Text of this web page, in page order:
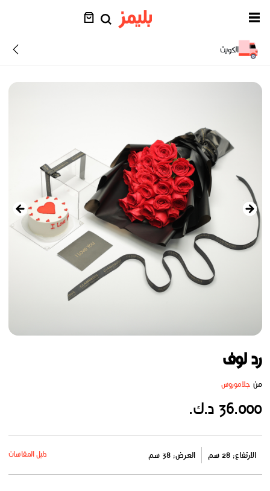
الكويت
رد لوف
من جلاموروس
36.000 د.ك.
الارتفاع: 28 سم العرض: 38 سم دليل المقاسات